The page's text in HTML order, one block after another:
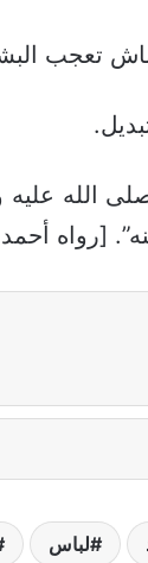
تعجب
الله
[رواه
لباس